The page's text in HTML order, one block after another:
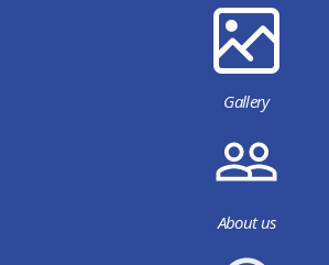
Gallery
About us